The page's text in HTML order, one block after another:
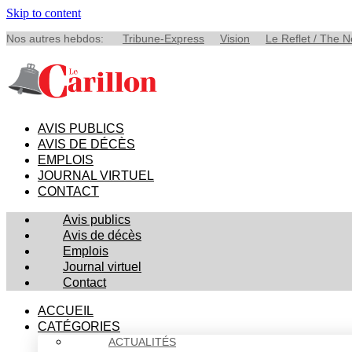
Skip to content
Nos autres hebdos: Tribune-Express Vision Le Reflet / The
AVIS PUBLICS
AVIS DE DÉCÈS
EMPLOIS
JOURNAL VIRTUEL
CONTACT
Avis publics
Avis de décès
Emplois
Journal virtuel
Contact
ACCUEIL
CATÉGORIES
ACTUALITÉS